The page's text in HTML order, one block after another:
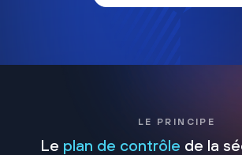
LE PRINCIPE
Le plan de contrôle de la